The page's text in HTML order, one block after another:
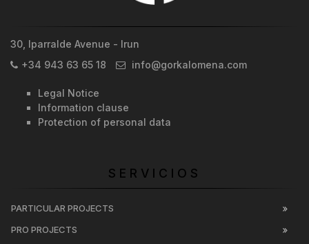
30, Iparralde Avenue - Irun
+34 943 63 65 18
info@gorkalomena.com
Legal Notice
Information clause
Protection of personal data
SERVICIOS
PARTICULAR PROJECTS
PRO PROJECTS